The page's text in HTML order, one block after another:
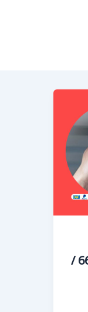
رقم فني كاميرات القيروان / 66428585 /